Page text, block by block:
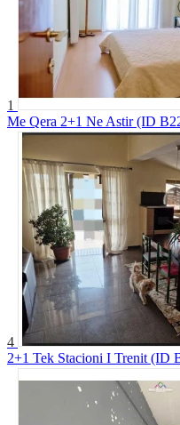
1
Me Qera 2+1 Ne Astir (ID
4
2+1 Tek Stacioni I Trenit (ID